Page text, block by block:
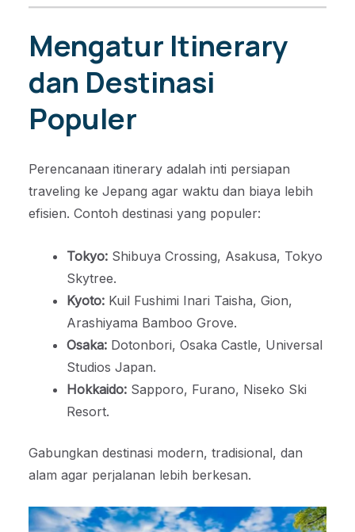
Mengatur Itinerary
dan Destinasi
Populer
Perencanaan itinerary adalah inti persiapan
traveling ke Jepang agar waktu dan biaya lebih
efisien. Contoh destinasi yang populer:
Tokyo: Shibuya Crossing, Asakusa, Tokyo
Skytree.
Kyoto: Kuil Fushimi Inari Taisha, Gion,
Arashiyama Bamboo Grove.
Osaka: Dotonbori, Osaka Castle, Universal
Studios Japan.
Hokkaido: Sapporo, Furano, Niseko Ski
Resort.
Gabungkan destinasi modern, tradisional, dan
alam agar perjalanan lebih berkesan.